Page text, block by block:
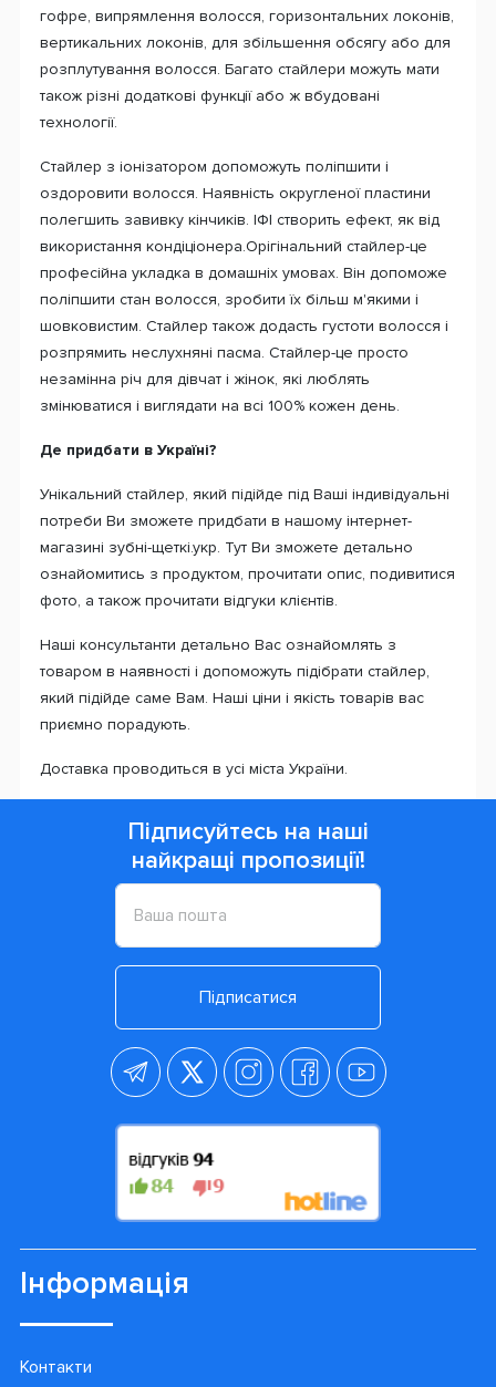
гофре, випрямлення волосся, горизонтальних локонів,
вертикальних локонів, для збільшення обсягу або для
розплутування волосся. Багато стайлери можуть мати
також різні додаткові функції або ж вбудовані
технології.
Стайлер з іонізатором допоможуть поліпшити і
оздоровити волосся. Наявність округленої пластини
полегшить завивку кінчиків. ІФІ створить ефект, як від
використання кондіціонера.Орігінальний стайлер-це
професійна укладка в домашніх умовах. Він допоможе
поліпшити стан волосся, зробити їх більш м'якими і
шовковистим. Стайлер також додасть густоти волосся і
розпрямить неслухняні пасма. Стайлер-це просто
незамінна річ для дівчат і жінок, які люблять
змінюватися і виглядати на всі 100% кожен день.
Де придбати в Україні?
Унікальний стайлер, який підійде під Ваші індивідуальні
потреби Ви зможете придбати в нашому інтернет-
магазині зубні-щеткі.укр. Тут Ви зможете детально
ознайомитись з продуктом, прочитати опис, подивитися
фото, а також прочитати відгуки клієнтів.
Наші консультанти детально Вас ознайомлять з
товаром в наявності і допоможуть підібрати стайлер,
який підійде саме Вам. Наші ціни і якість товарів вас
приємно порадують.
Доставка проводиться в усі міста України.
Підписуйтесь на наші
найкращі пропозиції!
Підписатися
Інформація
Контакти